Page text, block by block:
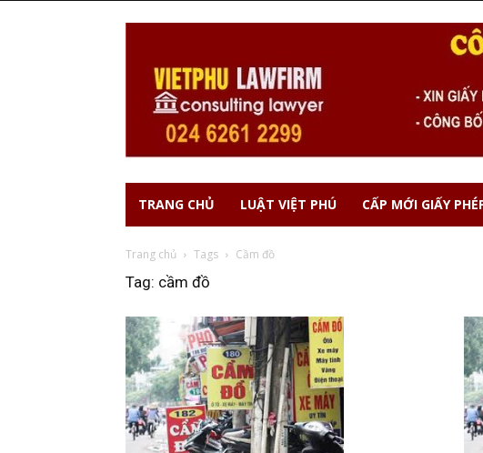
TRANG CHỦ LUẬT VIỆT PHÚ CẤP MỚI GIẤY
Trang chủ Tags Cầm đồ
Tag: cầm đồ